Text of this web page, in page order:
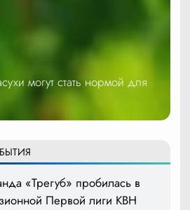
могут стать нормой для
«Трегуб» пробилась в
Первой лиги КВН